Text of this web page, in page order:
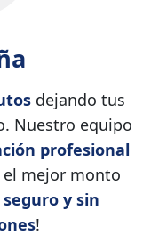
dejando tus
Nuestro equipo
profesional
mejor monto
seguro y sin
!